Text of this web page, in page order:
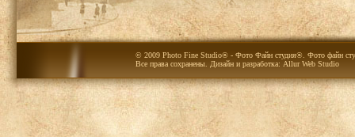
© 2009 Photo Fine Studio® - Фото Файн студия®. Фото файн
Все права сохранены. Дизайн и разработка: Allur Web Studio